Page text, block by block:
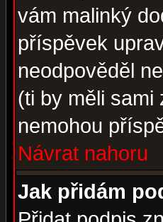
vám malinký
příspěvek
neodpověděl
(ti by měli sami
nemohou
Návrat nahoru
Jak přidám